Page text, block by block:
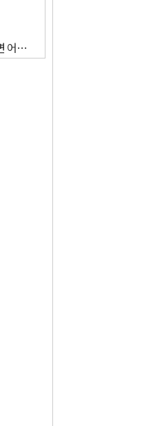
코웨이정수기 이전설치를 하려면 어떻게 해아하나요?